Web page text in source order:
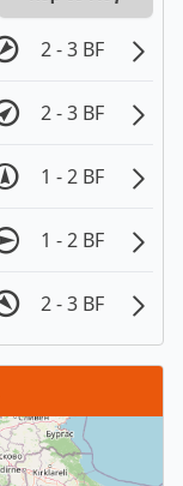
2 - 3 BF
2 - 3 BF
1 - 2 BF
1 - 2 BF
2 - 3 BF